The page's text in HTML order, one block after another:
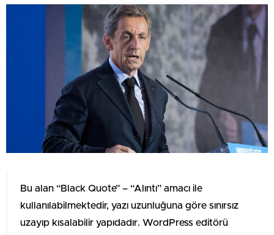
Bu alan “Black Quote” – “Alıntı” amacı ile
kullanılabilmektedir, yazı uzunluğuna göre sınırsız
uzayıp kısalabilir yapıdadır. WordPress editörü